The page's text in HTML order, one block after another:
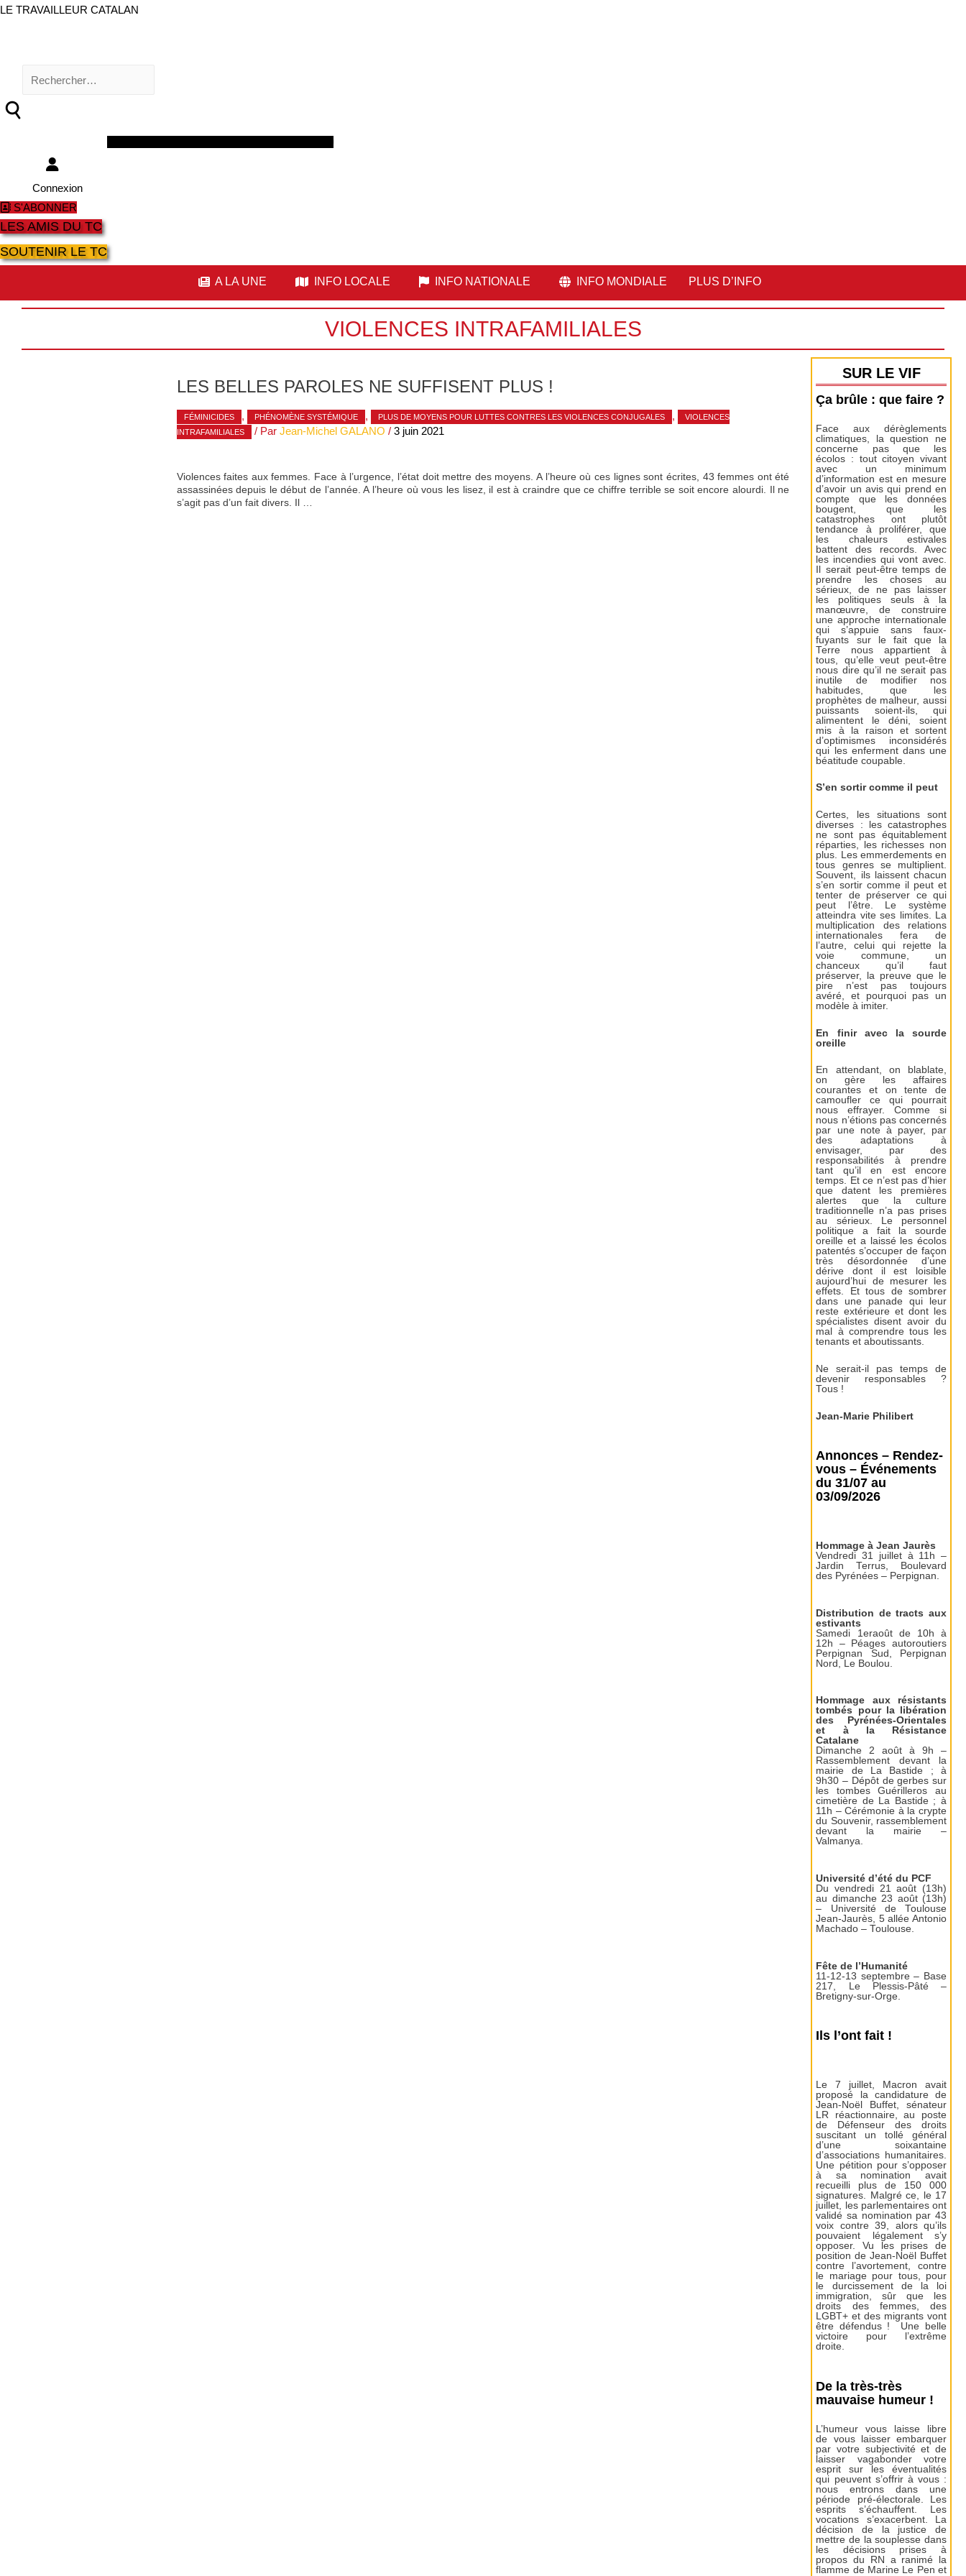
LE TRAVAILLEUR CATALAN
Rechercher :
Connexion
S'ABONNER
LES AMIS DU TC
SOUTENIR LE TC
A LA UNE INFO LOCALE INFO NATIONALE INFO MONDIALE PLUS D’INFO
VIOLENCES INTRAFAMILIALES
LES BELLES PAROLES NE SUFFISENT PLUS !
FÉMINICIDES , PHÉNOMÈNE SYSTÉMIQUE , PLUS DE MOYENS POUR LUTTES CONTRES LES VIOLENCES CONJUGALES ,
VIOLENCES
INTRAFAMILIALES
/ Par Jean-Michel GALANO / 3 juin 2021
Violences faites aux femmes. Face à l’urgence, l’état doit mettre des moyens. A l’heure où ces lignes sont écrites, 43 femmes ont été
assassinées depuis le début de l’année. A l’heure où vous les lisez, il est à craindre que ce chiffre terrible se soit encore alourdi. Il ne
s’agit pas d’un fait divers. Il …
SUR LE VIF
Ça brûle : que faire ?
Face aux dérèglements
climatiques, la question ne
concerne pas que les
écolos : tout citoyen vivant
avec un minimum
d’information est en mesure
d’avoir un avis qui prend en
compte que les données
bougent, que les
catastrophes ont plutôt
tendance à proliférer, que
les chaleurs estivales
battent des records. Avec
les incendies qui vont avec.
Il serait peut-être temps de
prendre les choses au
sérieux, de ne pas laisser
les politiques seuls à la
manœuvre, de construire
une approche internationale
qui s’appuie sans faux-
fuyants sur le fait que la
Terre nous appartient à
tous, qu’elle veut peut-être
nous dire qu’il ne serait pas
inutile de modifier nos
habitudes, que les
prophètes de malheur, aussi
puissants soient-ils, qui
alimentent le déni, soient
mis à la raison et sortent
d’optimismes inconsidérés
qui les enferment dans une
béatitude coupable.
S’en sortir comme il peut
Certes, les situations sont
diverses : les catastrophes
ne sont pas équitablement
réparties, les richesses non
plus. Les emmerdements en
tous genres se multiplient.
Souvent, ils laissent chacun
s’en sortir comme il peut et
tenter de préserver ce qui
peut l’être. Le système
atteindra vite ses limites. La
multiplication des relations
internationales fera de
l’autre, celui qui rejette la
voie commune, un
chanceux qu’il faut
préserver, la preuve que le
pire n’est pas toujours
avéré, et pourquoi pas un
modèle à imiter.
En finir avec la sourde
oreille
En attendant, on blablate,
on gère les affaires
courantes et on tente de
camoufler ce qui pourrait
nous effrayer. Comme si
nous n’étions pas concernés
par une note à payer, par
des adaptations à
envisager, par des
responsabilités à prendre
tant qu’il en est encore
temps. Et ce n’est pas d’hier
que datent les premières
alertes que la culture
traditionnelle n’a pas prises
au sérieux. Le personnel
politique a fait la sourde
oreille et a laissé les écolos
patentés s’occuper de façon
très désordonnée d’une
dérive dont il est loisible
aujourd’hui de mesurer les
effets. Et tous de sombrer
dans une panade qui leur
reste extérieure et dont les
spécialistes disent avoir du
mal à comprendre tous les
tenants et aboutissants.
Ne serait-il pas temps de
devenir responsables ?
Tous !
Jean-Marie Philibert
Annonces – Rendez-
vous – Événements
du 31/07 au
03/09/2026
Hommage à Jean Jaurès
Vendredi 31 juillet à 11h –
Jardin Terrus, Boulevard
des Pyrénées – Perpignan.
Distribution de tracts aux
estivants
Samedi 1eraoût de 10h à
12h – Péages autoroutiers
Perpignan Sud, Perpignan
Nord, Le Boulou.
Hommage aux résistants
tombés pour la libération
des Pyrénées-Orientales
et à la Résistance
Catalane
Dimanche 2 août à 9h –
Rassemblement devant la
mairie de La Bastide ; à
9h30 – Dépôt de gerbes sur
les tombes Guérilleros au
cimetière de La Bastide ; à
11h – Cérémonie à la crypte
du Souvenir, rassemblement
devant la mairie –
Valmanya.
Université d’été du PCF
Du vendredi 21 août (13h)
au dimanche 23 août (13h)
– Université de Toulouse
Jean-Jaurès, 5 allée Antonio
Machado – Toulouse.
Fête de l’Humanité
11-12-13 septembre – Base
217, Le Plessis-Pâté –
Bretigny-sur-Orge.
Ils l’ont fait !
Le 7 juillet, Macron avait
proposé la candidature de
Jean-Noël Buffet, sénateur
LR réactionnaire, au poste
de Défenseur des droits
suscitant un tollé général
d’une soixantaine
d’associations humanitaires.
Une pétition pour s’opposer
à sa nomination avait
recueilli plus de 150 000
signatures. Malgré ce, le 17
juillet, les parlementaires ont
validé sa nomination par 43
voix contre 39, alors qu’ils
pouvaient légalement s’y
opposer. Vu les prises de
position de Jean-Noël Buffet
contre l’avortement, contre
le mariage pour tous, pour
le durcissement de la loi
immigration, sûr que les
droits des femmes, des
LGBT+ et des migrants vont
être défendus ! Une belle
victoire pour l’extrême
droite.
De la très-très
mauvaise humeur !
L’humeur vous laisse libre
de vous laisser embarquer
par votre subjectivité et de
laisser vagabonder votre
esprit sur les éventualités
qui peuvent s’offrir à vous :
nous entrons dans une
période pré-électorale. Les
esprits s’échauffent. Les
vocations s’exacerbent. La
décision de la justice de
mettre de la souplesse dans
les décisions prises à
propos du RN a ranimé la
flamme de Marine Le Pen et